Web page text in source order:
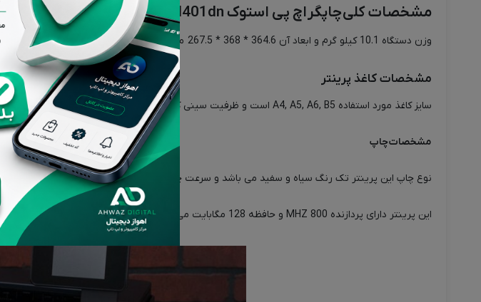
مشخصات کلیچاپگر اچ پی استوک M401dn
وزن دستگاه 10.1 کیلو گرم و ابعاد آن 364.6 * 368 * 267.5 میلی متر می باشد. این پرینتر تک کاره شرکت اچ پی دارای تکنولوژی چاپ لیزری می باشد و سایز چاپ آن A4 است.
مشخصات کاغذ پرینتر
سایز کاغذ مورد استفاده A4, A5, A6, B5 است و ظرفیت سینی کاغذ 250 برگ را داراست و توان کار ماهیانه این دستگاه 45000 برگ می باشد.
مشخصاتچاپ
نوع چاپ این پرینتر تک رنگ سیاه و سفید می باشد و سرعت چاپ دستگاه 45 برگ در دقیقه است و همچنین قابلیت چاپ دورو اتوماتیک را دارد اما قابلیت چاپ بر روی CD را ندارد.
این پرینتر دارای پردازنده MHZ 800 و حافظه 128 مگابایت می باشد و دارای رزولوشن چاپ 1200×1200 dpi است.